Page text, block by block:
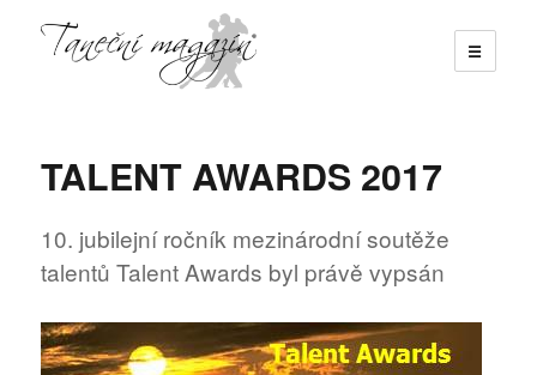
☰
TALENT AWARDS 2017
10. jubilejní ročník mezinárodní soutěže
talentů Talent Awards byl právě vypsán